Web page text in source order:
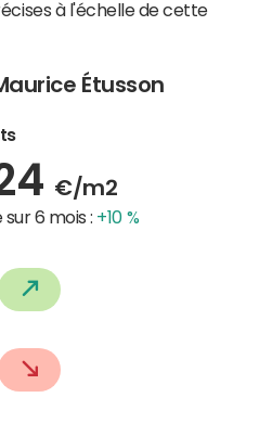
à l'échelle de cette
Étusson
€/m2
6 mois : +10 %